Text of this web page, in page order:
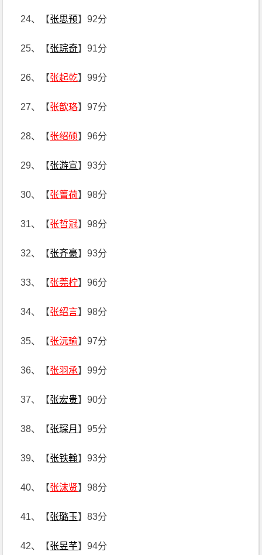
24、【张思预】92分
25、【张琮奇】91分
26、【张起乾】99分
27、【张歆珞】97分
28、【张绍硕】96分
29、【张游宣】93分
30、【张箐荷】98分
31、【张哲冠】98分
32、【张齐豪】93分
33、【张莞柠】96分
34、【张绍言】98分
35、【张沅瑜】97分
36、【张羽承】99分
37、【张宏贵】90分
38、【张琛月 】95分
39、【张铁翰】93分
40、【张沫贤】98分
41、【张璐玉】83分
42、【张昱芊】94分